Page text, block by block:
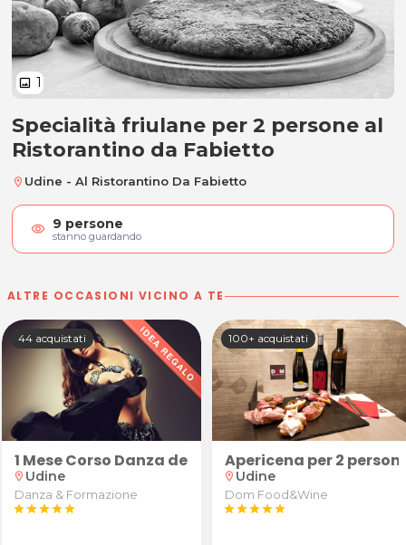
image 1
Specialità friulane per 2 persone
Specialità friulane per 2 persone al
Ristorantino da Fabietto
location_on Udine - Al Ristorantino Da Fabietto
visibility 9 persone
stanno guardando
ALTRE OCCASIONI VICINO A TE
allo Studio Aralea di Udine
sportivi schiena, cervicale, spalle e arti
44 acquistati
1 Mese Corso Danza del Ventre
location_on Udine
Danza & Formazione
starstarstarstarstar
100+ acquistati
Apericena per 2
location_on Udine
Dom Food&Wine
starstarstarstarstar